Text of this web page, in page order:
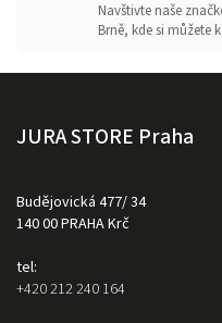
Navštivte naše
Brně, kde si můžete
JURA STORE Praha
Budějovická 477/ 34
140 00 PRAHA Krč
tel:
+420 212 240 164